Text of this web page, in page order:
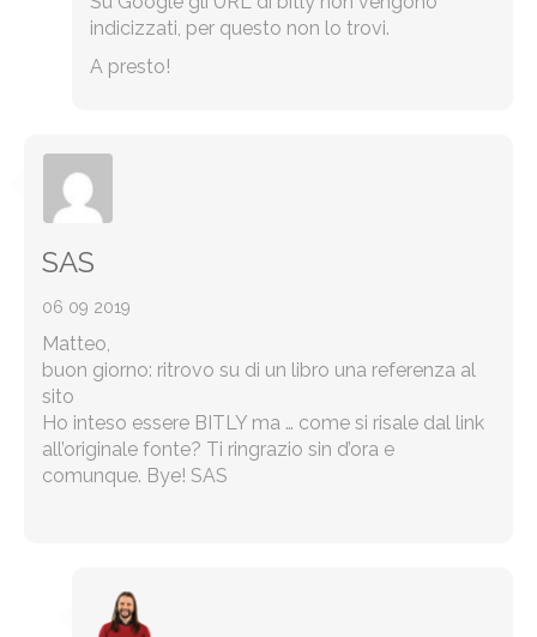
indicizzati, per questo non lo trovi.
A presto!
SAS
06 09 2019
Matteo,
buon giorno: ritrovo su di un libro una referenza al
sito
Ho inteso essere BITLY ma … come si risale dal link
all’originale fonte? Ti ringrazio sin d’ora e
comunque. Bye! SAS